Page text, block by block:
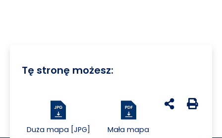
Tę stronę możesz:
Duża mapa [JPG] Mała mapa
udostępnij na
Generuj